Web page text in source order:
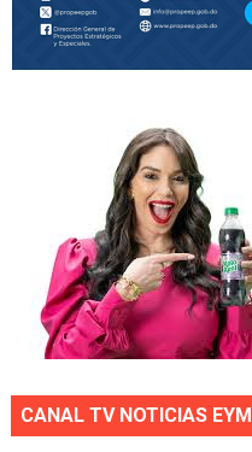
CANAL TV NOTICIAS EYM